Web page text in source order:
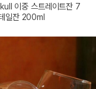
이중 스트레이트잔 7
일잔 200ml